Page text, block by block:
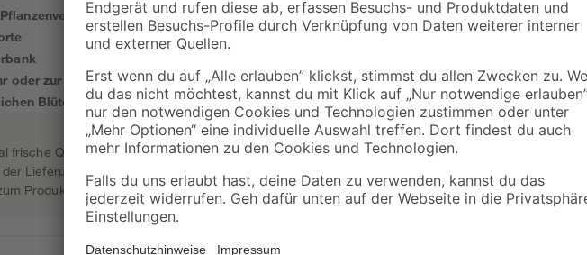
oder zur Weiterverarbeitung
Blüten
frische Qualität garantieren. Deswegen ordern wir deine Pflanze erst nach der Bestellung direkt
Lieferung bitten müssen. So kannst du dich über eine frische und gesunde Pflanze freuen! Als
Produktfoto.